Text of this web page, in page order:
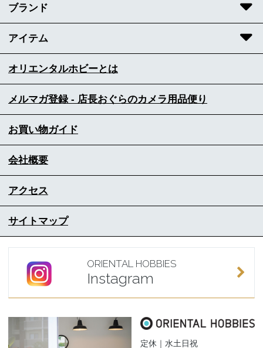
ブランド
アイテム
オリエンタルホビーとは
メルマガ登録 - 店長おぐらのカメラ用品便り
お買い物ガイド
会社概要
アクセス
サイトマップ
ORIENTAL HOBBIES
Instagram
定休｜水土日祝